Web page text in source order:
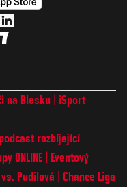
na Blesku
iSport
rozbíjející
ONLINE
Eventový
vs. Pudilová
Chance Liga